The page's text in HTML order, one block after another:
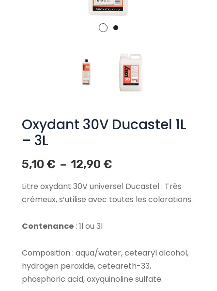
Oxydant 30V Ducastel 1L
– 3L
5,10 € – 12,90 €
prix :
5,10 €
Litre oxydant 30V universel Ducastel : Très
crémeux, s’utilise avec toutes les colorations.
Contenance: 1l ou 3l
Composition : aqua/water, cetearyl alcohol,
hydrogen peroxide, ceteareth-33,
phosphoric acid, oxyquinoline sulfate.